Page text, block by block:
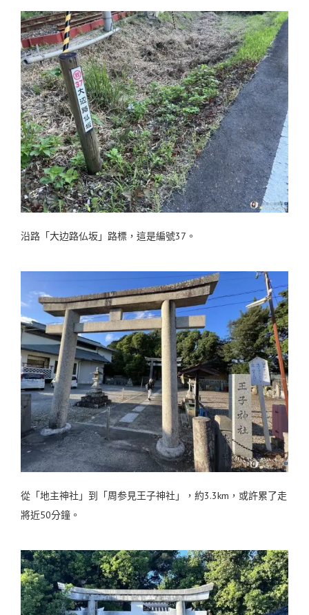
沿路「大边路仏坂」路標，這是編號37。
從「地主神社」到「周参見王子神社」，約3.3km，或許累了走
將近50分鐘。